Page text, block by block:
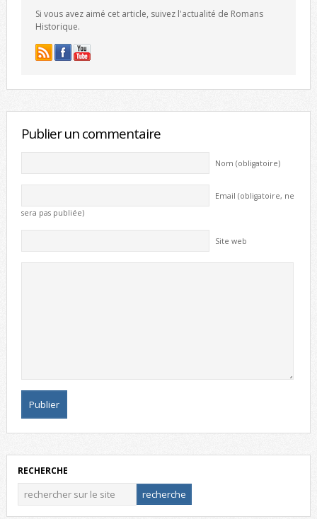
Si vous avez aimé cet article, suivez l'actualité de Romans
Historique.
Publier un commentaire
Nom (obligatoire)
Email (obligatoire, ne
sera pas publiée)
Site web
RECHERCHE